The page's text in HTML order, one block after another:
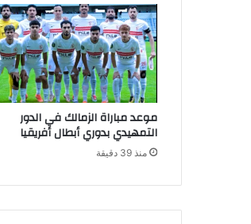
موعد مباراة الزمالك في الدور
التمهيدي بدوري أبطال أفريقيا
منذ 39 دقيقة